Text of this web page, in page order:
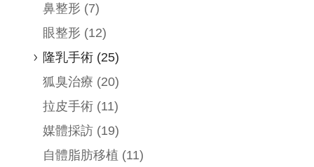
鼻整形 (7)
眼整形 (12)
隆乳手術 (25)
狐臭治療 (20)
拉皮手術 (11)
媒體採訪 (19)
自體脂肪移植 (11)